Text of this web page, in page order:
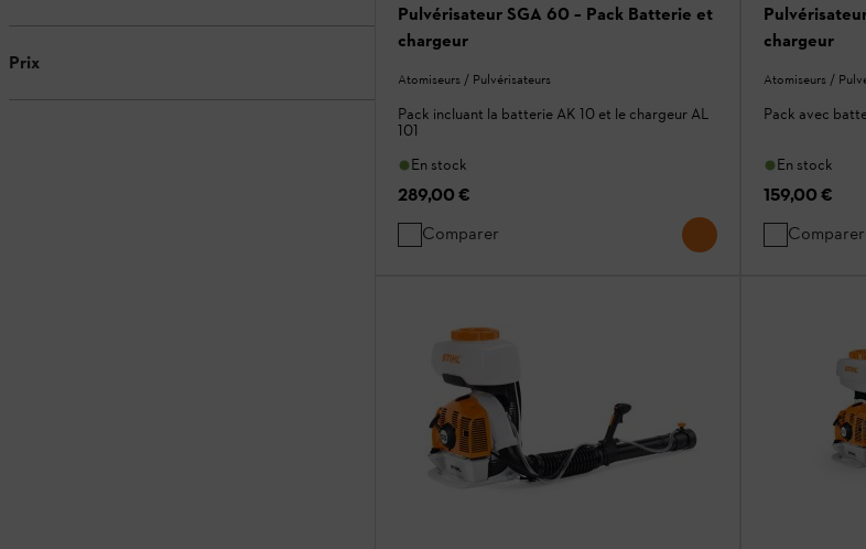
Prix
Pulvérisateur SGA 60 – Pack Batterie et
chargeur
Atomiseurs / Pulvérisateurs
Pack incluant la batterie AK 10 et le chargeur AL
101
En stock
289,00 €
Comparer
chargeur
Atomiseurs /
Pack avec
En stock
159,00 €
Comparer